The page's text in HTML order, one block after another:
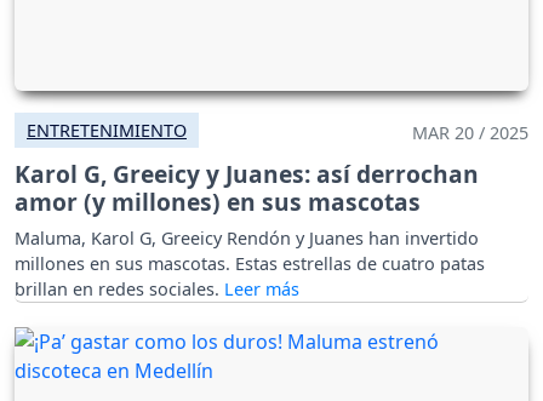
ENTRETENIMIENTO MAR 20 / 2025
Karol G, Greeicy y Juanes: así derrochan
amor (y millones) en sus mascotas
Maluma, Karol G, Greeicy Rendón y Juanes han invertido
millones en sus mascotas. Estas estrellas de cuatro patas
brillan en redes sociales.